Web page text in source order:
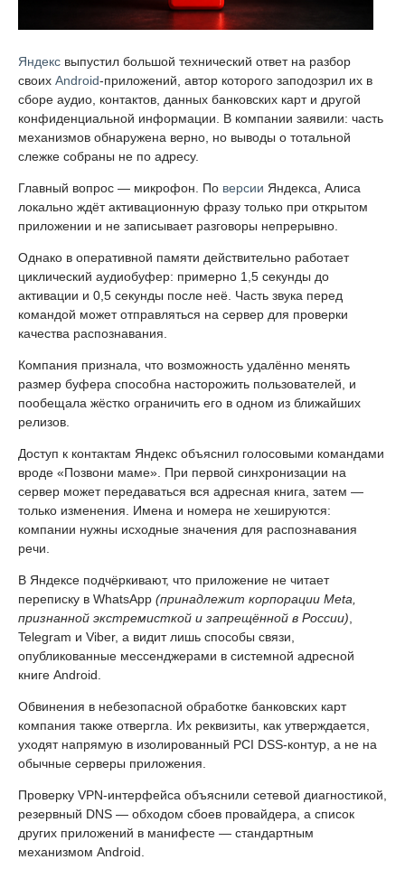
Яндекс выпустил большой технический ответ на разбор
своих Android-приложений, автор которого заподозрил их в
сборе аудио, контактов, данных банковских карт и другой
конфиденциальной информации. В компании заявили: часть
механизмов обнаружена верно, но выводы о тотальной
слежке собраны не по адресу.
Главный вопрос — микрофон. По версии Яндекса, Алиса
локально ждёт активационную фразу только при открытом
приложении и не записывает разговоры непрерывно.
Однако в оперативной памяти действительно работает
циклический аудиобуфер: примерно 1,5 секунды до
активации и 0,5 секунды после неё. Часть звука перед
командой может отправляться на сервер для проверки
качества распознавания.
Компания признала, что возможность удалённо менять
размер буфера способна насторожить пользователей, и
пообещала жёстко ограничить его в одном из ближайших
релизов.
Доступ к контактам Яндекс объяснил голосовыми командами
вроде «Позвони маме». При первой синхронизации на
сервер может передаваться вся адресная книга, затем —
только изменения. Имена и номера не хешируются:
компании нужны исходные значения для распознавания
речи.
В Яндексе подчёркивают, что приложение не читает
переписку в WhatsApp (принадлежит корпорации Meta,
признанной экстремисткой и запрещённой в России),
Telegram и Viber, а видит лишь способы связи,
опубликованные мессенджерами в системной адресной
книге Android.
Обвинения в небезопасной обработке банковских карт
компания также отвергла. Их реквизиты, как утверждается,
уходят напрямую в изолированный PCI DSS-контур, а не на
обычные серверы приложения.
Проверку VPN-интерфейса объяснили сетевой диагностикой,
резервный DNS — обходом сбоев провайдера, а список
других приложений в манифесте — стандартным
механизмом Android.